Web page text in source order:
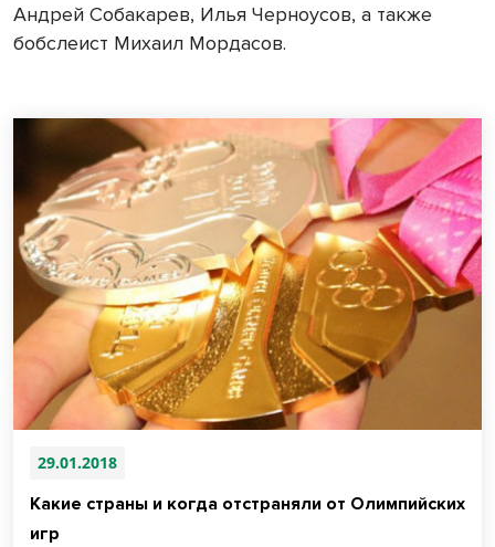
Андрей Собакарев, Илья Черноусов, а также
бобслеист Михаил Мордасов.
29.01.2018
Какие страны и когда отстраняли от Олимпийских
игр